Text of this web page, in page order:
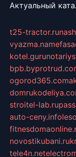
Актуальный
t25-tractor.ru
vyazma.name
kotel.guru
bpb.by
ogorod365.com
stroitel-lab.ru
auto-ceny.info
novostikubani.ru
tele4n.net